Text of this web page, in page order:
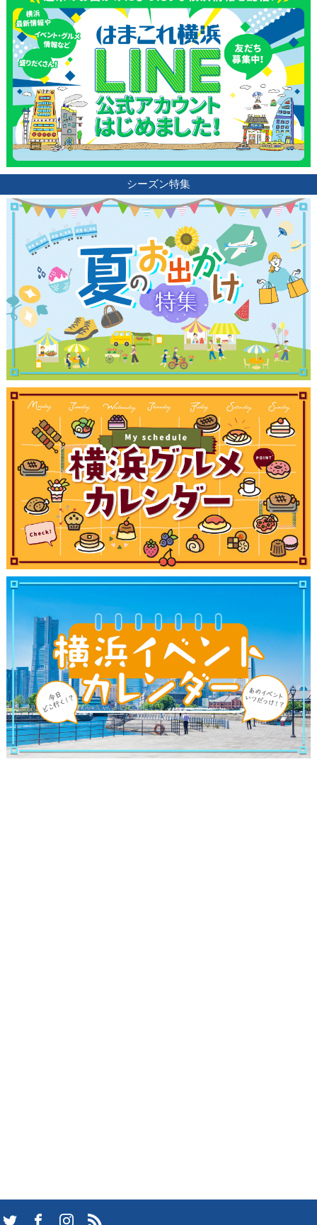
シーズン特集
観光ガイド
ランキング
ブログ記事
サイトについて